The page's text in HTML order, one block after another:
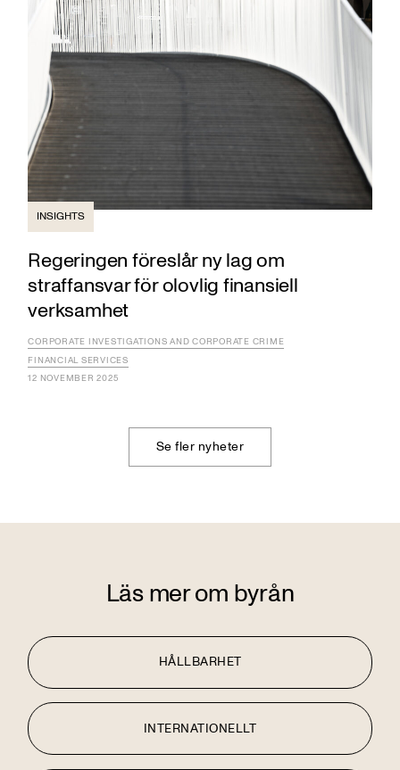
INSIGHTS
Regeringen föreslår ny lag om
straffansvar för olovlig finansiell
verksamhet
CORPORATE INVESTIGATIONS AND CORPORATE CRIME
FINANCIAL SERVICES
12 NOVEMBER 2025
Se fler nyheter
Läs mer om byrån
HÅLLBARHET
INTERNATIONELLT